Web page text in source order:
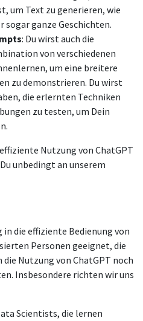
um Text zu generieren, wie
sogar ganze Geschichten.
: Du wirst auch die
von verschiedenen
um eine breitere
zu demonstrieren. Du wirst
die erlernten Techniken
zu testen, um Dein
Nutzung von ChatGPT
unbedingt an unserem
die effiziente Bedienung von
Personen geeignet, die
Nutzung von ChatGPT noch
Insbesondere richten wir uns
Scientists, die lernen